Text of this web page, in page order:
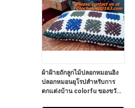
ผ้าฝ้ายถักลูกไม้ปลอกหมอนอิง
ปลอกหมอนยุโรปสำหรับการ
ตกแต่งบ้าน colorfu ของขวัญ